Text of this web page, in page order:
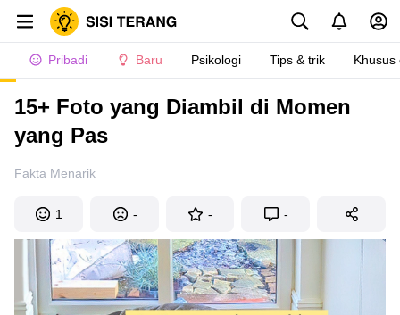
Pribadi Baru Psikologi Tips & trik Khusus
15+ Foto yang Diambil di Momen
yang Pas
Fakta Menarik
1 - - -